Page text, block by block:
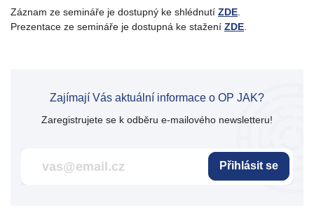
Záznam ze semináře je dostupný ke shlédnutí ZDE
Prezentace ze semináře je dostupná ke stažení ZDE
Zajímají Vás aktuální informace o OP JAK?
Zaregistrujete se k odběru e-mailového newsletteru!
Přihlásit se